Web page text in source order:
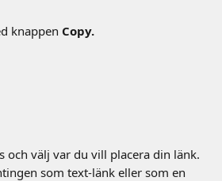
knappen Copy.
och välj var du vill placera din länk.
som text-länk eller som en